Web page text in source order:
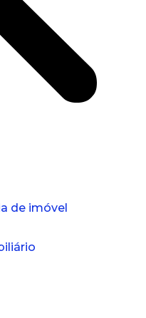
de imóvel